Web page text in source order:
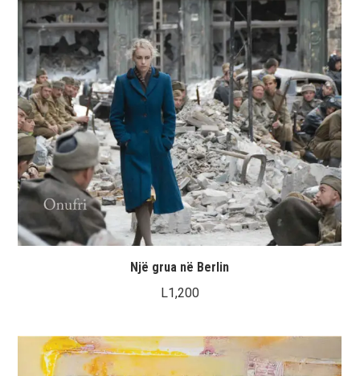
Një grua në Berlin
L1,200